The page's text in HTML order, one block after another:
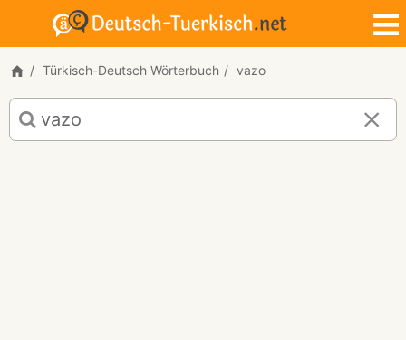
Türkisch-Deutsch Wörterbuch vazo
Türkisch-
Deutsch
Übersetzung